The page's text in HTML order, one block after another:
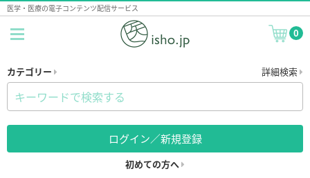
医学・医療の電子コンテンツ配信サービス
0
カテゴリー 詳細検索
ログイン／新規登録
初めての方へ